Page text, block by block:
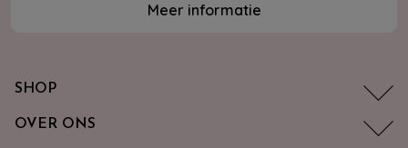
Meer informatie
SHOP
OVER ONS